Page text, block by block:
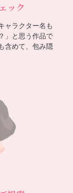
ック
ャラクター名も
」と思う作品で
含めて、包み隠